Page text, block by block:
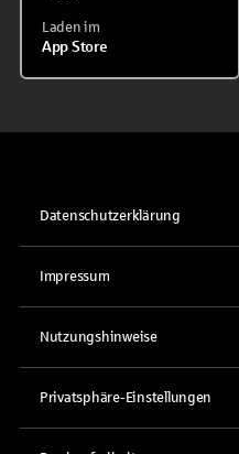
Laden im
App Store
Datenschutzerklärung
Impressum
Nutzungshinweise
Privatsphäre-Einstellungen